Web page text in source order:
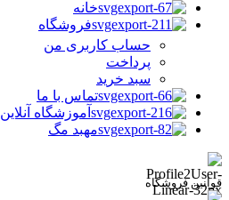
خانه
فروشگاه
حساب کاربری من
پرداخت
سبد خرید
تماس با ما
آموزشگاه آنلاین
مهبد مگ
قوانین فروشگاه